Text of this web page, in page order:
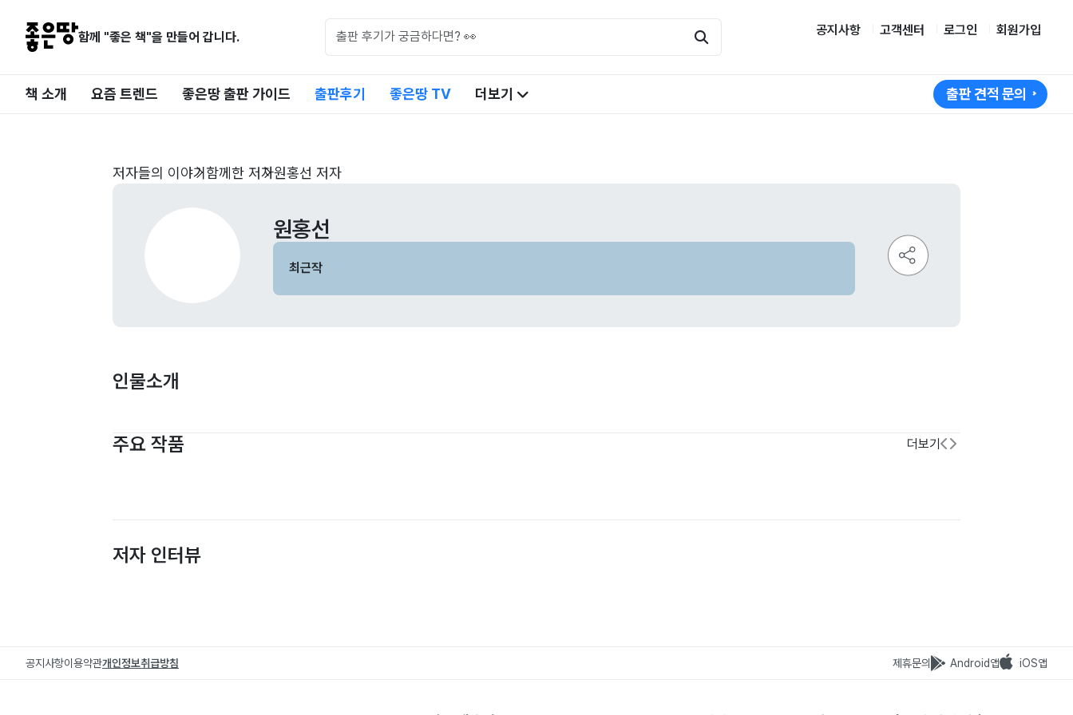
함께 "좋은 책"을 만들어 갑니다. 공지사항 고객센터 로그인 회원가입
책 소개 요즘 트렌드 좋은땅 출판 가이드 출판후기 좋은땅 TV 더보기 출판 견적 문의
저자들의 이야기 함께한 저자원홍선 저자
원홍선
최근작
인물소개
주요 작품 더보기
저자 인터뷰
공지사항이용약관개인정보취급방침 제휴문의 Android앱 iOS앱